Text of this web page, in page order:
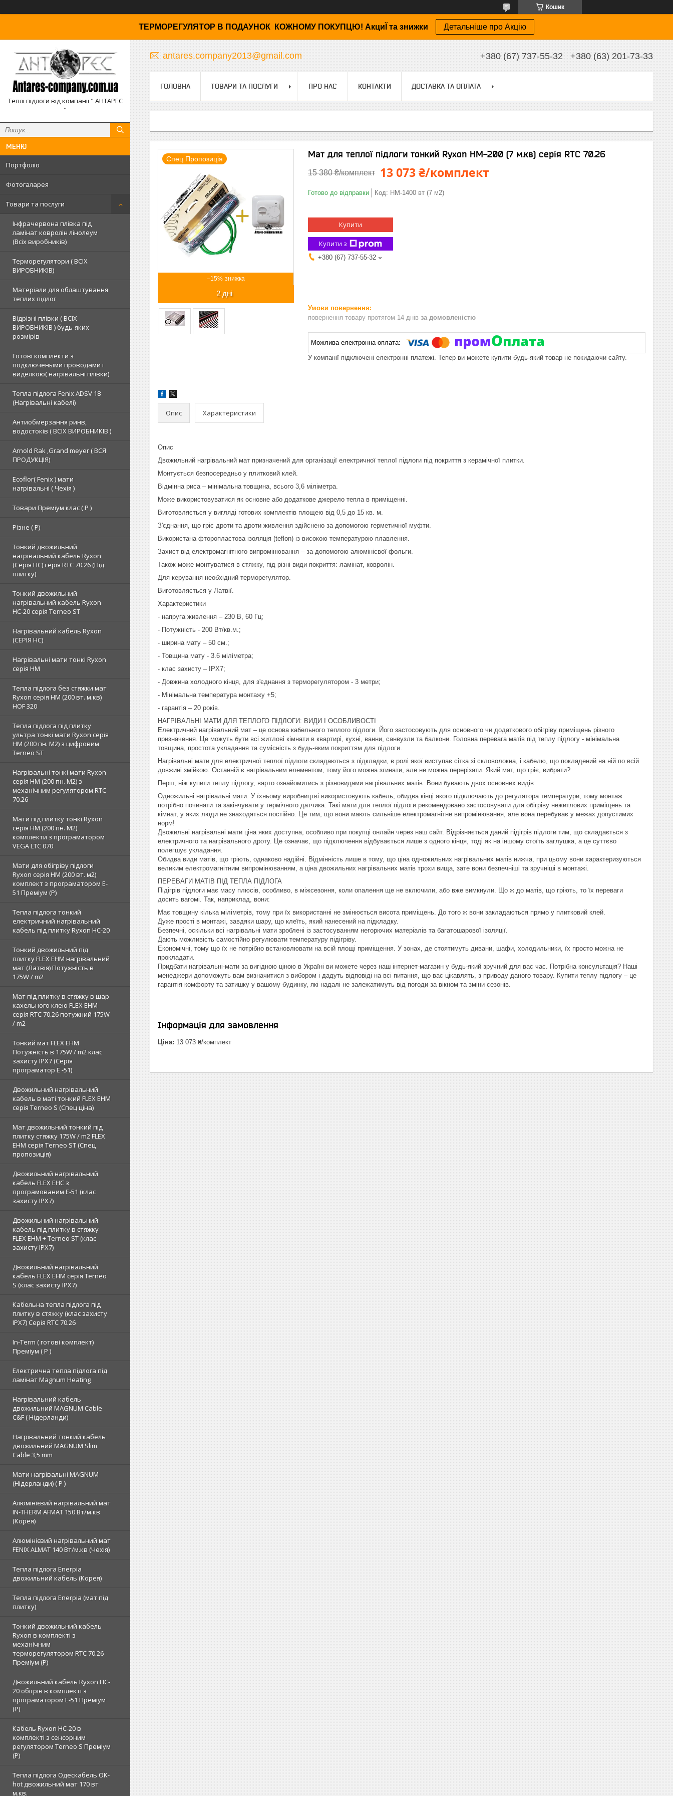
Кошик
ТЕРМОРЕГУЛЯТОР В ПОДАУНОК КОЖНОМУ ПОКУПЦЮ! АкциЇ та знижки Детальніше про Акцію
Теплі підлоги від компанії " АНТАРЕС
"
Портфоліо
Фотогаларея
Товари та послуги
Інфрачервона плівка під
ламінат ковролін лінолеум
(Всіх виробників)
Терморегулятори ( ВСІХ
ВИРОБНИКІВ)
Матеріали для облаштування
теплих підлог
Відрізні плівки ( ВСІХ
ВИРОБНИКІВ ) будь-яких
розмірів
Готові комплекти з
подключеными проводами і
виделкою( нагрівальні плівки)
Тепла підлога Fenix ADSV 18
(Нагрівальні кабелі)
Антиобмерзання ринв,
водостоків ( ВСІХ ВИРОБНИКІВ )
Arnold Rak ,Grand meyer ( ВСЯ
ПРОДУКЦІЯ)
Ecoflor( Fenix ) мати
нагрівальні ( Чехія )
Товари Преміум клас ( Р )
Різне ( Р)
Тонкий двожильний
нагрівальний кабель Ryxon
(Серія НС) серія RTC 70.26 (Під
плитку)
Тонкий двожильний
нагрівальний кабель Ryxon
HC-20 серія Terneo ST
Нагрівальний кабель Ryxon
(СЕРІЯ НС)
Нагрівальні мати тонкі Ryxon
серія НМ
Тепла підлога без стяжки мат
Ryxon серія НМ (200 вт. м.кв)
HOF 320
Тепла підлога під плитку
ультра тонкі мати Ryxon серія
НМ (200 пн. М2) з цифровим
Terneo ST
Нагрівальні тонкі мати Ryxon
серія НМ (200 пн. М2) з
механічним регулятором RTC
70.26
Мати під плитку тонкі Ryxon
серія НМ (200 пн. М2)
комплекти з програматором
VEGA LTC 070
Мати для обігріву підлоги
Ryxon серія НМ (200 вт. м2)
комплект з програматором E-
51 Преміум (Р)
Тепла підлога тонкий
електричний нагрівальний
кабель під плитку Ryxon HC-20
Тонкий двожильний під
плитку FLEX EHM нагрівальний
мат (Латвія) Потужність в
175W / m2
Мат під плитку в стяжку в шар
кахельного клею FLEX EHM
серія RTC 70.26 потужний 175W
/ m2
Тонкий мат FLEX EHM
Потужність в 175W / m2 клас
захисту IPX7 (Серія
програматор Е -51)
Двожильний нагрівальний
кабель в маті тонкий FLEX EHM
серія Terneo S (Спец ціна)
Мат двожильний тонкий під
плитку стяжку 175W / m2 FLEX
EHM серія Terneo SТ (Спец
пропозиція)
Двожильний нагрівальний
кабель FLEX EHС з
програмованим E-51 (клас
захисту IPX7)
Двожильний нагрівальний
кабель під плитку в стяжку
FLEX EHM + Terneo ST (клас
захисту IPX7)
Двожильний нагрівальний
кабель FLEX EHM серія Terneo
S (клас захисту IPX7)
Кабельна тепла підлога під
плитку в стяжку (клас захисту
IPX7) Серія RTC 70.26
In-Term ( готові комплект)
Преміум ( Р )
Електрична тепла підлога під
ламінат Magnum Heating
Нагрівальний кабель
двожильний MAGNUM Cable
C&F ( Нідерланди)
Нагрівальний тонкий кабель
двожильний MAGNUM Slim
Cable 3,5 mm
Мати нагрівальні MAGNUM
(Нідерланди) ( Р )
Алюмінієвий нагрівальний мат
IN-THERM AFMAT 150 Вт/м.кв
(Корея)
Алюмінієвий нагрівальний мат
FENIX ALMAT 140 Вт/м.кв (Чехія)
Тепла підлога Enerpia
двожильний кабель (Корея)
Тепла підлога Enerpia (мат під
плитку)
Тонкий двожильний кабель
Ryxon в комплекті з
механічним
терморегулятором RTC 70.26
Преміум (Р)
Двожильний кабель Ryxon HC-
20 обігрів в комплекті з
програматором E-51 Преміум
(Р)
Кабель Ryxon HC-20 в
комплекті з сенсорним
регулятором Terneo S Преміум
(Р)
Тепла підлога Одескабель OK-
hot двожильний мат 170 вт
м.кв.
antares.company2013@gmail.com +380 (67) 737-55-32 +380 (63) 201-73-33
ГОЛОВНА ТОВАРИ ТА ПОСЛУГИ ПРО НАС КОНТАКТИ ДОСТАВКА ТА ОПЛАТА
–15%
Спец Пропозиція
2 дні
Мат для теплої підлоги тонкий Ryxon HM-200 (7 м.кв) серія RTC 70.26
15 380 ₴/комплект 13 073 ₴/комплект
Готово до відправки Код: HM-1400 вт (7 м2)
Купити
Купити з
+380 (67) 737-55-32
повернення товару протягом 14 днів за домовленістю
У компанії підключені електронні платежі. Тепер ви можете купити будь-який товар не покидаючи сайту.
Опис Характеристики
Опис
Двожильний нагрівальний мат призначений для організації електричної теплої підлоги під покриття з керамічної плитки.
Монтується безпосередньо у плитковий клей.
Відмінна риса – мінімальна товщина, всього 3,6 міліметра.
Може використовуватися як основне або додаткове джерело тепла в приміщенні.
Виготовляється у вигляді готових комплектів площею від 0,5 до 15 кв. м.
З'єднання, що гріє дроти та дроти живлення здійснено за допомогою герметичної муфти.
Використана фторопластова ізоляція (teflon) із високою температурою плавлення.
Захист від електромагнітного випромінювання – за допомогою алюмінієвої фольги.
Також може монтуватися в стяжку, під різні види покриття: ламінат, ковролін.
Для керування необхідний терморегулятор.
Виготовляється у Латвії.
Характеристики
- напруга живлення – 230 В, 60 Гц;
- Потужність - 200 Вт/кв.м.;
- ширина мату – 50 см.;
- Товщина мату - 3.6 міліметра;
- клас захисту – IPX7;
- Довжина холодного кінця, для з'єднання з терморегулятором - 3 метри;
- Мінімальна температура монтажу +5;
- гарантія – 20 років.
НАГРІВАЛЬНІ МАТИ ДЛЯ ТЕПЛОГО ПІДЛОГИ: ВИДИ І ОСОБЛИВОСТІ
Електричний нагрівальний мат – це основа кабельного теплого підлоги. Його застосовують для основного чи додаткового обігріву приміщень різного
призначення. Це можуть бути всі житлові кімнати в квартирі, кухні, ванни, санвузли та балкони. Головна перевага матів під теплу підлогу - мінімальна
товщина, простота укладання та сумісність з будь-яким покриттям для підлоги.
Нагрівальні мати для електричної теплої підлоги складаються з підкладки, в ролі якої виступає сітка зі скловолокна, і кабелю, що покладений на ній по всій
довжині змійкою. Останній є нагрівальним елементом, тому його можна згинати, але не можна перерізати. Який мат, що гріє, вибрати?
Перш, ніж купити теплу підлогу, варто ознайомитись з різновидами нагрівальних матів. Вони бувають двох основних видів:
Одножильні нагрівальні мати. У їхньому виробництві використовують кабель, обидва кінці якого підключають до регулятора температури, тому монтаж
потрібно починати та закінчувати у термічного датчика. Такі мати для теплої підлоги рекомендовано застосовувати для обігріву нежитлових приміщень та
кімнат, у яких люди не знаходяться постійно. Це тим, що вони мають сильніше електромагнітне випромінювання, але вона перебуває у межах допустимих
норм!
Двожильні нагрівальні мати ціна яких доступна, особливо при покупці онлайн через наш сайт. Відрізняється даний підігрів підлоги тим, що складається з
електричного та нагрівального дроту. Це означає, що підключення відбувається лише з одного кінця, тоді як на іншому стоїть заглушка, а це суттєво
полегшує укладання.
Обидва види матів, що гріють, однаково надійні. Відмінність лише в тому, що ціна одножильних нагрівальних матів нижча, при цьому вони характеризуються
великим електромагнітним випромінюванням, а ціна двожильних нагрівальних матів трохи вища, зате вони безпечніші та зручніші в монтажі.
ПЕРЕВАГИ МАТІВ ПІД ТЕПЛА ПІДЛОГА
Підігрів підлоги має масу плюсів, особливо, в міжсезоння, коли опалення ще не включили, або вже вимкнули. Що ж до матів, що гріють, то їх переваги
досить вагомі. Так, наприклад, вони:
Має товщину кілька міліметрів, тому при їх використанні не змінюється висота приміщень. До того ж вони закладаються прямо у плитковий клей.
Дуже прості в монтажі, завдяки шару, що клеїть, який нанесений на підкладку.
Безпечні, оскільки всі нагрівальні мати зроблені із застосуванням негорючих матеріалів та багатошарової ізоляції.
Дають можливість самостійно регулювати температуру підігріву.
Економічні, тому що їх не потрібно встановлювати на всій площі приміщення. У зонах, де стоятимуть дивани, шафи, холодильники, їх просто можна не
прокладати.
Придбати нагрівальні-мати за вигідною ціною в Україні ви можете через наш інтернет-магазин у будь-який зручний для вас час. Потрібна консультація? Наші
менеджери допоможуть вам визначитися з вибором і дадуть відповіді на всі питання, що вас цікавлять, з приводу даного товару. Купити теплу підлогу – це
гарантія комфорту та затишку у вашому будинку, які надалі не залежатимуть від погоди за вікном та зміни сезонів.
Інформація для замовлення
Ціна: 13 073 ₴/комплект